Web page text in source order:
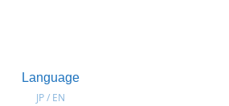
Language
JP / EN